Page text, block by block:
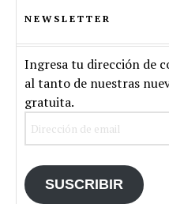
NEWSLETTER
Ingresa tu dirección de
al tanto de nuestras
gratuita.
SUSCRIBIR